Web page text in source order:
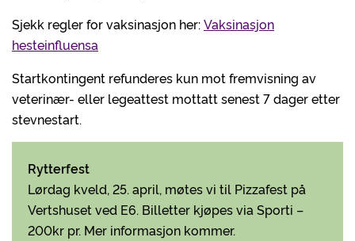
Sjekk regler for vaksinasjon her:Vaksinasjon
hesteinfluensa
Startkontingent refunderes kun mot fremvisning av
veterinær- eller legeattest mottatt senest 7 dager etter
stevnestart.
Rytterfest
Lørdag kveld, 25. april, møtes vi til Pizzafest på
Vertshuset ved E6. Billetter kjøpes via Sporti –
200kr pr. Mer informasjon kommer.